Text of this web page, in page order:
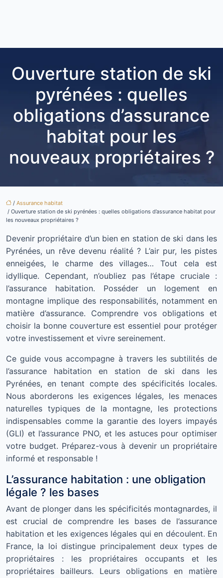
Ouverture station de ski
pyrénées : quelles
obligations d’assurance
habitat pour les
nouveaux propriétaires ?
/ Assurance habitat
/ Ouverture station de ski pyrénées : quelles obligations d’assurance habitat pour
les nouveaux propriétaires ?
Devenir propriétaire d’un bien en station de ski dans les
Pyrénées, un rêve devenu réalité ? L’air pur, les pistes
enneigées, le charme des villages… Tout cela est
idyllique. Cependant, n’oubliez pas l’étape cruciale :
l’assurance habitation. Posséder un logement en
montagne implique des responsabilités, notamment en
matière d’assurance. Comprendre vos obligations et
choisir la bonne couverture est essentiel pour protéger
votre investissement et vivre sereinement.
Ce guide vous accompagne à travers les subtilités de
l’assurance habitation en station de ski dans les
Pyrénées, en tenant compte des spécificités locales.
Nous aborderons les exigences légales, les menaces
naturelles typiques de la montagne, les protections
indispensables comme la garantie des loyers impayés
(GLI) et l’assurance PNO, et les astuces pour optimiser
votre budget. Préparez-vous à devenir un propriétaire
informé et responsable !
L’assurance habitation : une obligation
légale ? les bases
Avant de plonger dans les spécificités montagnardes, il
est crucial de comprendre les bases de l’assurance
habitation et les exigences légales qui en découlent. En
France, la loi distingue principalement deux types de
propriétaires : les propriétaires occupants et les
propriétaires bailleurs. Leurs obligations en matière